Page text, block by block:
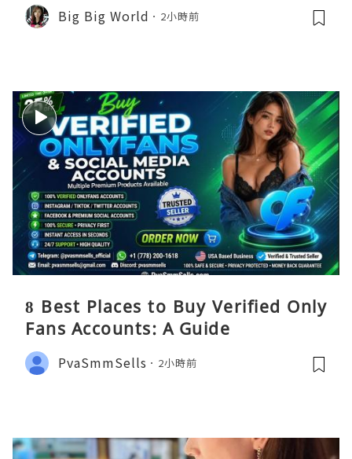
Big Big World 2小時前
8 Best Places to Buy Verified Only
Fans Accounts: A Guide
PvaSmmSells 2小時前